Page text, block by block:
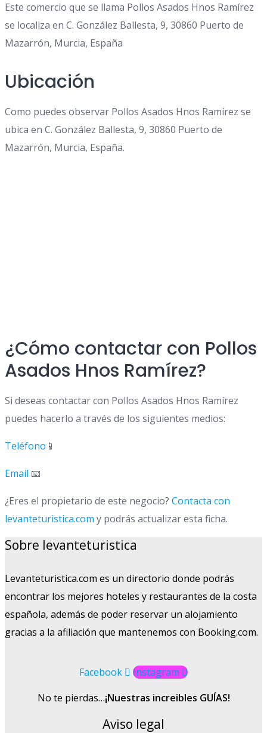
Este comercio que se llama Pollos Asados Hnos Ramírez
se localiza en C. González Ballesta, 9, 30860 Puerto de
Mazarrón, Murcia, España
Ubicación
Como puedes observar Pollos Asados Hnos Ramírez se
ubica en C. González Ballesta, 9, 30860 Puerto de
Mazarrón, Murcia, España.
¿Cómo contactar con Pollos
Asados Hnos Ramírez?
Si deseas contactar con Pollos Asados Hnos Ramírez
puedes hacerlo a través de los siguientes medios:
Teléfono 📱
Email 📧
¿Eres el propietario de este negocio? Contacta con
levanteturistica.com y podrás actualizar esta ficha.
Sobre levanteturistica
Levanteturistica.com es un directorio donde podrás
encontrar los mejores hoteles y restaurantes de la costa
española, además de poder reservar un alojamiento
gracias a la afiliación que mantenemos con Booking.com.
Facebook
Instagram
No te pierdas…¡Nuestras increibles GUÍAS!
Aviso legal